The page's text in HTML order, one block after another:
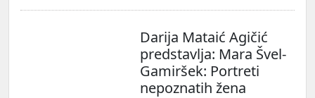
Darija Mataić Agičić
predstavlja: Mara Švel-
Gamiršek: Portreti
nepoznatih žena